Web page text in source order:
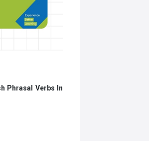
Phrasal Verbs In